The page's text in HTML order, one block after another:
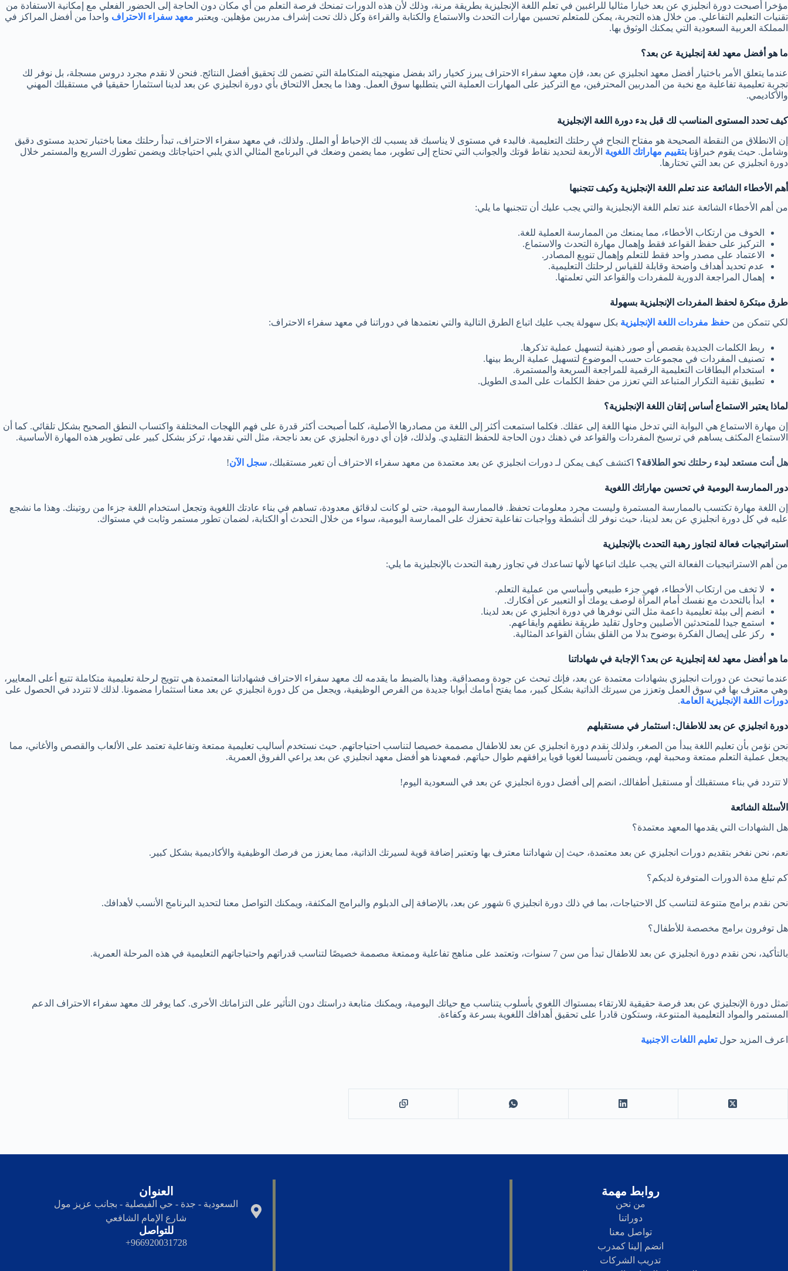
مؤخرا أصبحت دورة انجليزي عن بعد خيارا مثاليا للراغبين في تعلم اللغة الإنجليزية بطريقة مرنة، وذلك لأن هذه الدورات تمنحك فرصة التعلم من أي مكان دون الحاجة إلى الحضور الفعلي مع إمكانية الاستفادة من
تقنيات التعليم التفاعلي. من خلال هذه التجربة، يمكن للمتعلم تحسين مهارات التحدث والاستماع والكتابة والقراءة وكل ذلك تحت إشراف مدربين مؤهلين. ويعتبر معهد سفراء الاحتراف واحدا من أفضل المراكز في
المملكة العربية السعودية التي يمكنك الوثوق بها.
ما هو أفضل معهد لغة إنجليزية عن بعد؟
عندما يتعلق الأمر باختيار أفضل معهد انجليزي عن بعد، فإن معهد سفراء الاحتراف يبرز كخيار رائد بفضل منهجيته المتكاملة التي تضمن لك تحقيق أفضل النتائج. فنحن لا نقدم مجرد دروس مسجلة، بل نوفر لك
تجربة تعليمية تفاعلية مع نخبة من المدربين المحترفين، مع التركيز على المهارات العملية التي يتطلبها سوق العمل. وهذا ما يجعل الالتحاق بأي دورة انجليزي عن بعد لدينا استثمارا حقيقيا في مستقبلك المهني
والأكاديمي.
كيف تحدد المستوى المناسب لك قبل بدء دورة اللغة الإنجليزية
إن الانطلاق من النقطة الصحيحة هو مفتاح النجاح في رحلتك التعليمية. فالبدء في مستوى لا يناسبك قد يسبب لك الإحباط أو الملل. ولذلك، في معهد سفراء الاحتراف، تبدأ رحلتك معنا باختبار تحديد مستوى دقيق
وشامل. حيث يقوم خبراؤنا بتقييم مهاراتك اللغوية الأربعة لتحديد نقاط قوتك والجوانب التي تحتاج إلى تطوير، مما يضمن وضعك في البرنامج المثالي الذي يلبي احتياجاتك ويضمن تطورك السريع والمستمر خلال
دورة انجليزي عن بعد التي تختارها.
أهم الأخطاء الشائعة عند تعلم اللغة الإنجليزية وكيف تتجنبها
من أهم الأخطاء الشائعة عند تعلم اللغة الإنجليزية والتي يجب عليك أن تتجنبها ما يلي:
الخوف من ارتكاب الأخطاء، مما يمنعك من الممارسة العملية للغة.
التركيز على حفظ القواعد فقط وإهمال مهارة التحدث والاستماع.
الاعتماد على مصدر واحد فقط للتعلم وإهمال تنويع المصادر.
عدم تحديد أهداف واضحة وقابلة للقياس لرحلتك التعليمية.
إهمال المراجعة الدورية للمفردات والقواعد التي تعلمتها.
طرق مبتكرة لحفظ المفردات الإنجليزية بسهولة
لكي تتمكن من حفظ مفردات اللغة الإنجليزية بكل سهولة يجب عليك اتباع الطرق التالية والتي نعتمدها في دوراتنا في معهد سفراء الاحتراف:
ربط الكلمات الجديدة بقصص أو صور ذهنية لتسهيل عملية تذكرها.
تصنيف المفردات في مجموعات حسب الموضوع لتسهيل عملية الربط بينها.
استخدام البطاقات التعليمية الرقمية للمراجعة السريعة والمستمرة.
تطبيق تقنية التكرار المتباعد التي تعزز من حفظ الكلمات على المدى الطويل.
لماذا يعتبر الاستماع أساس إتقان اللغة الإنجليزية؟
إن مهارة الاستماع هي البوابة التي تدخل منها اللغة إلى عقلك. فكلما استمعت أكثر إلى اللغة من مصادرها الأصلية، كلما أصبحت أكثر قدرة على فهم اللهجات المختلفة واكتساب النطق الصحيح بشكل تلقائي. كما أن
الاستماع المكثف يساهم في ترسيخ المفردات والقواعد في ذهنك دون الحاجة للحفظ التقليدي. ولذلك، فإن أي دورة انجليزي عن بعد ناجحة، مثل التي نقدمها، تركز بشكل كبير على تطوير هذه المهارة الأساسية.
هل أنت مستعد لبدء رحلتك نحو الطلاقة؟ اكتشف كيف يمكن لـ دورات انجليزي عن بعد معتمدة من معهد سفراء الاحتراف أن تغير مستقبلك، سجل الآن!
دور الممارسة اليومية في تحسين مهاراتك اللغوية
إن اللغة مهارة تكتسب بالممارسة المستمرة وليست مجرد معلومات تحفظ. فالممارسة اليومية، حتى لو كانت لدقائق معدودة، تساهم في بناء عادتك اللغوية وتجعل استخدام اللغة جزءا من روتينك. وهذا ما نشجع
عليه في كل دورة انجليزي عن بعد لدينا، حيث نوفر لك أنشطة وواجبات تفاعلية تحفزك على الممارسة اليومية، سواء من خلال التحدث أو الكتابة، لضمان تطور مستمر وثابت في مستواك.
استراتيجيات فعالة لتجاوز رهبة التحدث بالإنجليزية
من أهم الاستراتيجيات الفعالة التي يجب عليك اتباعها لأنها تساعدك في تجاوز رهبة التحدث بالإنجليزية ما يلي:
لا تخف من ارتكاب الأخطاء، فهي جزء طبيعي وأساسي من عملية التعلم.
ابدأ بالتحدث مع نفسك أمام المرآة لوصف يومك أو التعبير عن أفكارك.
انضم إلى بيئة تعليمية داعمة مثل التي نوفرها في دورة انجليزي عن بعد لدينا.
استمع جيدا للمتحدثين الأصليين وحاول تقليد طريقة نطقهم وايقاعهم.
ركز على إيصال الفكرة بوضوح بدلا من القلق بشأن القواعد المثالية.
ما هو أفضل معهد لغة إنجليزية عن بعد؟ الإجابة في شهاداتنا
عندما تبحث عن دورات انجليزي بشهادات معتمدة عن بعد، فإنك تبحث عن جودة ومصداقية. وهذا بالضبط ما يقدمه لك معهد سفراء الاحتراف فشهاداتنا المعتمدة هي تتويج لرحلة تعليمية متكاملة تتبع أعلى المعايير،
وهي معترف بها في سوق العمل وتعزز من سيرتك الذاتية بشكل كبير، مما يفتح أمامك أبوابا جديدة من الفرص الوظيفية، ويجعل من كل دورة انجليزي عن بعد معنا استثمارا مضمونا. لذلك لا تتردد في الحصول على
دورات اللغة الإنجليزية العامة.
دورة انجليزي عن بعد للاطفال: استثمار في مستقبلهم
نحن نؤمن بأن تعليم اللغة يبدأ من الصغر، ولذلك نقدم دورة انجليزي عن بعد للاطفال مصممة خصيصا لتناسب احتياجاتهم. حيث نستخدم أساليب تعليمية ممتعة وتفاعلية تعتمد على الألعاب والقصص والأغاني، مما
يجعل عملية التعلم ممتعة ومحببة لهم، ويضمن تأسيسا لغويا قويا يرافقهم طوال حياتهم. فمعهدنا هو أفضل معهد انجليزي عن بعد يراعي الفروق العمرية.
لا تتردد في بناء مستقبلك أو مستقبل أطفالك، انضم إلى أفضل دورة انجليزي عن بعد في السعودية اليوم!
الأسئلة الشائعة
هل الشهادات التي يقدمها المعهد معتمدة؟
نعم، نحن نفخر بتقديم دورات انجليزي عن بعد معتمدة، حيث إن شهاداتنا معترف بها وتعتبر إضافة قوية لسيرتك الذاتية، مما يعزز من فرصك الوظيفية والأكاديمية بشكل كبير.
كم تبلغ مدة الدورات المتوفرة لديكم؟
نحن نقدم برامج متنوعة لتناسب كل الاحتياجات، بما في ذلك دورة انجليزي 6 شهور عن بعد، بالإضافة إلى الدبلوم والبرامج المكثفة، ويمكنك التواصل معنا لتحديد البرنامج الأنسب لأهدافك.
هل توفرون برامج مخصصة للأطفال؟
بالتأكيد، نحن نقدم دورة انجليزي عن بعد للاطفال تبدأ من سن 7 سنوات، وتعتمد على مناهج تفاعلية وممتعة مصممة خصيصًا لتناسب قدراتهم واحتياجاتهم التعليمية في هذه المرحلة العمرية.
تمثل دورة الإنجليزي عن بعد فرصة حقيقية للارتقاء بمستواك اللغوي بأسلوب يتناسب مع حياتك اليومية، ويمكنك متابعة دراستك دون التأثير على التزاماتك الأخرى. كما يوفر لك معهد سفراء الاحتراف الدعم
المستمر والمواد التعليمية المتنوعة، وستكون قادرا على تحقيق أهدافك اللغوية بسرعة وكفاءة.
اعرف المزيد حولتعليم اللغات الاجنبية
روابط مهمة
من نحن
دوراتنا
تواصل معنا
انضم إلينا كمدرب
تدريب الشركات
العنوان
السعودية - جدة - حي الفيصلية - بجانب عزيز مول
شارع الإمام الشافعي
للتواصل
966920031728+